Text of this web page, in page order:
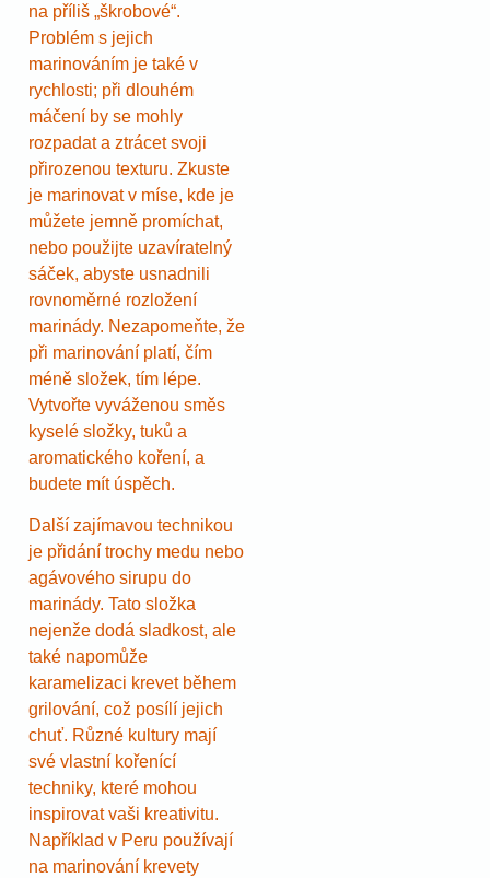
na příliš „škrobové“.
Problém s jejich
marinováním je také v
rychlosti; při dlouhém
máčení by se mohly
rozpadat a ztrácet svoji
přirozenou texturu. Zkuste
je marinovat v míse, kde je
můžete jemně promíchat,
nebo použijte uzavíratelný
sáček, abyste usnadnili
rovnoměrné rozložení
marinády. Nezapomeňte, že
při marinování platí, čím
méně složek, tím lépe.
Vytvořte vyváženou směs
kyselé složky, tuků a
aromatického koření, a
budete mít úspěch.
Další zajímavou technikou
je přidání trochy medu nebo
agávového sirupu do
marinády. Tato složka
nejenže dodá sladkost, ale
také napomůže
karamelizaci krevet během
grilování, což posílí jejich
chuť. Různé kultury mají
své vlastní kořenící
techniky, které mohou
inspirovat vaši kreativitu.
Například v Peru používají
na marinování krevety